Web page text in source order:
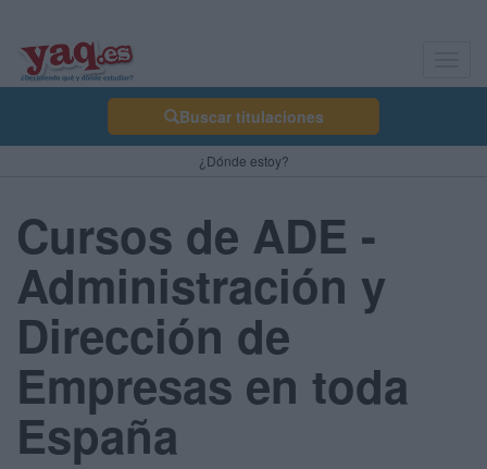
Buscar titulaciones
¿Dónde estoy?
Cursos de ADE -
Administración y
Dirección de
Empresas en toda
España